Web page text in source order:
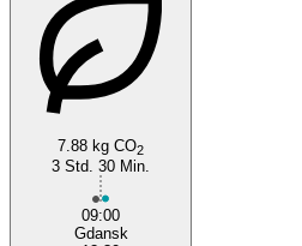
7.88 kg CO2
3 Std. 30 Min.
09:00
Gdansk